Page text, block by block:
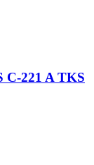
C-221 A TKS